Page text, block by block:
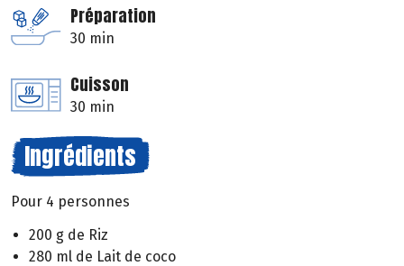
Préparation
30 min
Cuisson
30 min
Ingrédients
Pour 4 personnes
200 g de Riz
280 ml de Lait de coco